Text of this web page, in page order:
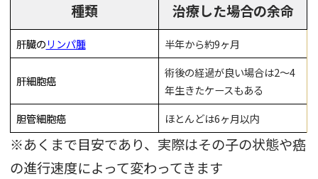
種類 治療した場合の余命
肝臓のリンパ腫 半年から約9ヶ月
肝細胞癌
術後の経過が良い場合は2〜4
年生きたケースもある
胆管細胞癌
ほとんどは6ヶ月以内
※あくまで目安であり、実際はその子の状態や癌
の進行速度によって変わってきます